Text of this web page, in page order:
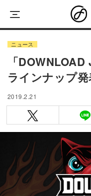
content
ニュース
「
ラインナップ
2019.2.21